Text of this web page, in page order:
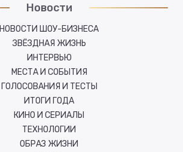
Новости
НОВОСТИ ШОУ-БИЗНЕСА
ЗВЁЗДНАЯ ЖИЗНЬ
ИНТЕРВЬЮ
МЕСТА И СОБЫТИЯ
ГОЛОСОВАНИЯ И ТЕСТЫ
ИТОГИ ГОДА
КИНО И СЕРИАЛЫ
ТЕХНОЛОГИИ
ОБРАЗ ЖИЗНИ